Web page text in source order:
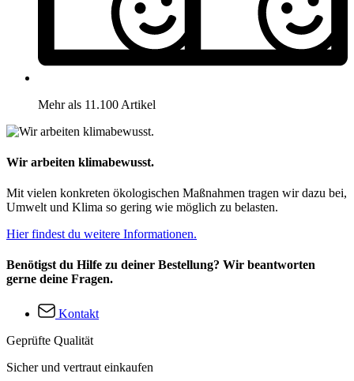
Mehr als 11.100 Artikel
Wir arbeiten klimabewusst.
Mit vielen konkreten ökologischen Maßnahmen tragen wir dazu bei,
Umwelt und Klima so gering wie möglich zu belasten.
Hier findest du weitere Informationen.
Benötigst du Hilfe zu deiner Bestellung? Wir beantworten
gerne deine Fragen.
Kontakt
Geprüfte Qualität
Sicher und vertraut einkaufen